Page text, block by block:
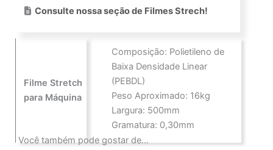
Consulte nossa seção de Filmes Strech!
Filme Stretch
para Máquina
Composição: Polietileno de
Baixa Densidade Linear
(PEBDL)
Peso Aproximado: 16kg
Largura: 500mm
Gramatura: 0,30mm
Você também pode gostar de…